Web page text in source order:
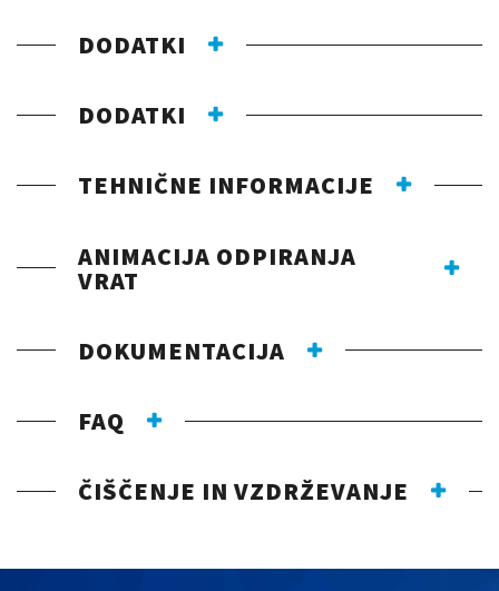
DODATKI
DODATKI
TEHNIČNE INFORMACIJE
ANIMACIJA ODPIRANJA
VRAT
DOKUMENTACIJA
FAQ
ČIŠČENJE IN VZDRŽEVANJE